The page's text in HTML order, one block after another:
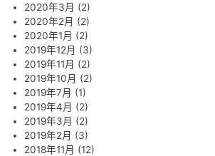
2020年3月 (2)
2020年2月 (2)
2020年1月 (2)
2019年12月 (3)
2019年11月 (2)
2019年10月 (2)
2019年7月 (1)
2019年4月 (2)
2019年3月 (2)
2019年2月 (3)
2018年11月 (12)